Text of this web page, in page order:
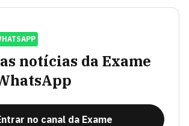
notícias da Exame
no canal da Exame